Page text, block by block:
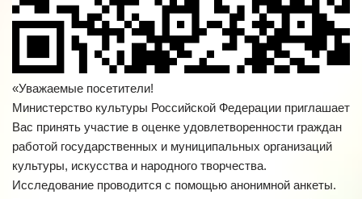
«Уважаемые посетители!
Министерство культуры Российской Федерации приглашает
Вас принять участие в оценке удовлетворенности граждан
работой государственных и муниципальных организаций
культуры, искусства и народного творчества.
Исследование проводится с помощью анонимной анкеты.